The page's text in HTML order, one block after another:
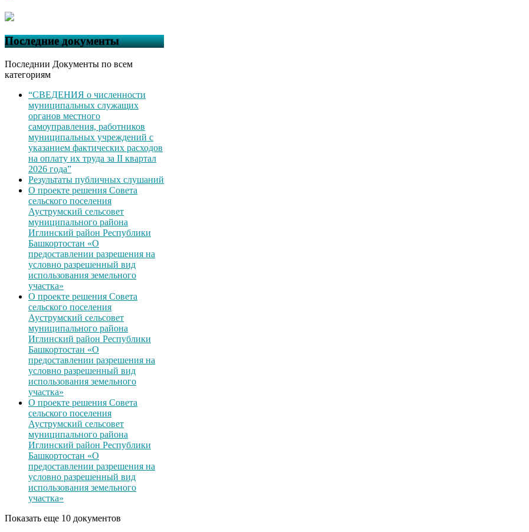
Последние документы
Последнии Документы по всем
категориям
“СВЕДЕНИЯ о численности
муниципальных служащих
органов местного
самоуправления, работников
муниципальных учреждений с
указанием фактических расходов
на оплату их труда за II квартал
2026 года”
Результаты публичных слушаний
О проекте решения Совета
сельского поселения
Ауструмский сельсовет
муниципального района
Иглинский район Республики
Башкортостан «О
предоставлении разрешения на
условно разрешенный вид
использования земельного
участка»
О проекте решения Совета
сельского поселения
Ауструмский сельсовет
муниципального района
Иглинский район Республики
Башкортостан «О
предоставлении разрешения на
условно разрешенный вид
использования земельного
участка»
О проекте решения Совета
сельского поселения
Ауструмский сельсовет
муниципального района
Иглинский район Республики
Башкортостан «О
предоставлении разрешения на
условно разрешенный вид
использования земельного
участка»
Показать еще 10 документов